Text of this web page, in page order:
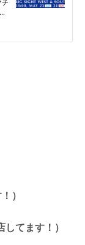
）
してます！）